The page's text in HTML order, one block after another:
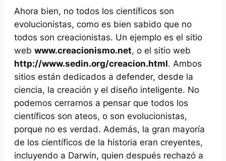
Ahora bien, no todos los científicos son
evolucionistas, como es bien sabido que no
todos son creacionistas. Un ejemplo es el sitio
web www.creacionismo.net, o el sitio web
http://www.sedin.org/creacion.html. Ambos
sitios están dedicados a defender, desde la
ciencia, la creación y el diseño inteligente. No
podemos cerrarnos a pensar que todos los
científicos son ateos, o son evolucionistas,
porque no es verdad. Además, la gran mayoría
de los científicos de la historia eran creyentes,
incluyendo a Darwin, quien después rechazó a